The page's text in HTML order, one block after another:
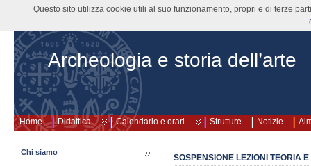
Archeologia e storia dell’arte
Home Didattica Calendario e orari Strutture Notizie
SOSPENSIONE LEZIONI TEORIA
Chi siamo
Questo sito utilizza cookie utili al suo funzionamento, propri e di terze